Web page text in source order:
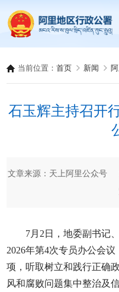
当前位置：首页 新闻
石玉辉主持召开
文章来源：天上阿里公众号
7月2日，地委副书记
2026年第4次专员办公会
项，听取树立和践行正确
风和腐败问题集中整治及